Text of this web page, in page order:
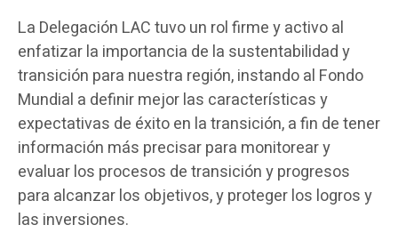
La Delegación LAC tuvo un rol firme y activo al
enfatizar la importancia de la sustentabilidad y
transición para nuestra región, instando al Fondo
Mundial a definir mejor las características y
expectativas de éxito en la transición, a fin de tener
información más precisar para monitorear y
evaluar los procesos de transición y progresos
para alcanzar los objetivos, y proteger los logros y
las inversiones.